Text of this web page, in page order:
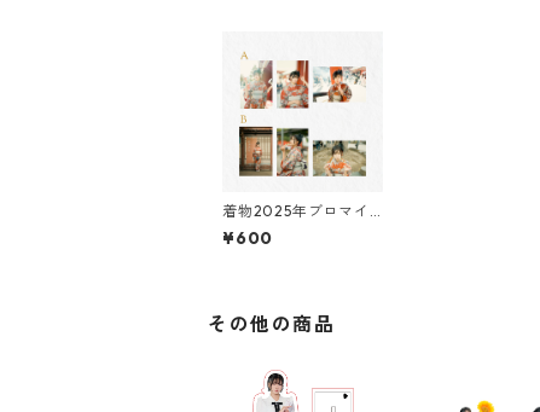
着物2025年ブロマイ
ドセット
¥600
その他の商品